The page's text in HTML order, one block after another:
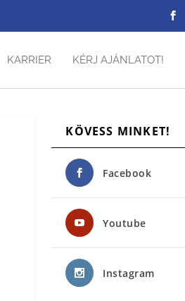
KARRIER KÉRJ AJÁNLATOT!
KÖVESS MINKET!
Facebook
Youtube
Instagram